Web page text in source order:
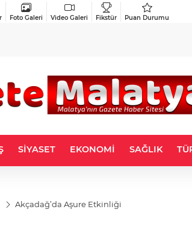
Foto Galeri Video Galeri Fikstür Puan Durumu
SİYASET EKONOMİ SAĞLIK
Akçadağ’da Aşure Etkinliği